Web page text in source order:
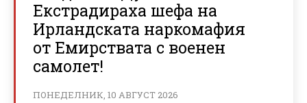
Екстрадираха шефа на
Ирландската наркомафия
от Емирствата с военен
самолет!
ПОНЕДЕЛНИК, 10 АВГУСТ 2026